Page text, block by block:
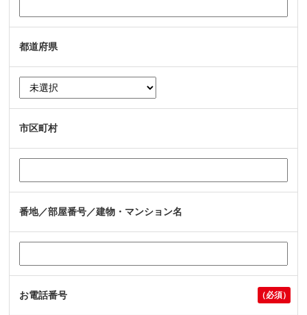
都道府県
市区町村
番地／部屋番号／建物・マンション名
お電話番号